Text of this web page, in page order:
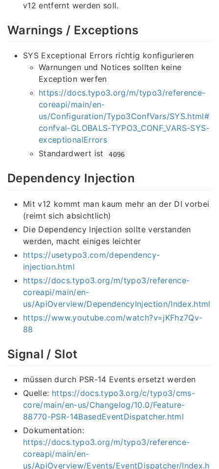
v12 entfernt werden soll.
Warnings / Exceptions
SYS Exceptional Errors richtig konfigurieren
Warnungen und Notices sollten keine
Exception werfen
https://docs.typo3.org/m/typo3/reference-
coreapi/main/en-
us/Configuration/Typo3ConfVars/SYS.html#
confval-GLOBALS-TYPO3_CONF_VARS-SYS-
exceptionalErrors
Standardwert ist
4096
Dependency Injection
Mit v12 kommt man kaum mehr an der DI vorbei
(reimt sich absichtlich)
Die Dependency Injection sollte verstanden
werden, macht einiges leichter
https://usetypo3.com/dependency-
injection.html
https://docs.typo3.org/m/typo3/reference-
coreapi/main/en-
us/ApiOverview/DependencyInjection/Index.html
https://www.youtube.com/watch?v=jKFhz7Qv-
88
Signal / Slot
müssen durch PSR-14 Events ersetzt werden
Quelle: https://docs.typo3.org/c/typo3/cms-
core/main/en-us/Changelog/10.0/Feature-
88770-PSR-14BasedEventDispatcher.html
Dokumentation:
https://docs.typo3.org/m/typo3/reference-
coreapi/main/en-
us/ApiOverview/Events/EventDispatcher/Index.h